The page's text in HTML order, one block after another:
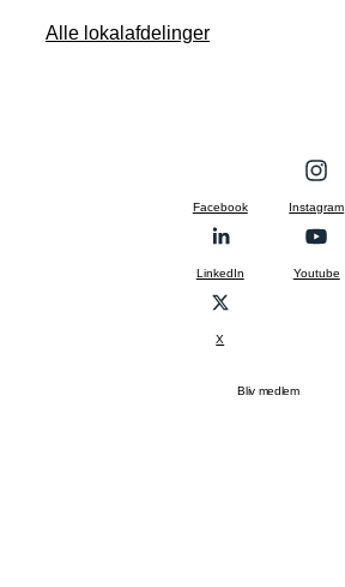
Alle lokalafdelinger
Facebook Instagram
LinkedIn Youtube
X
Bliv medlem